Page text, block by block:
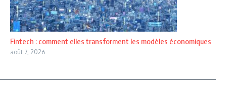
Fintech : comment elles transforment les modèles économiques
août 7, 2026